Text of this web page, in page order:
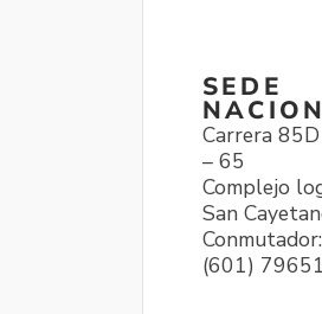
SEDE
Carrera
– 65
Complejo
San
(601)